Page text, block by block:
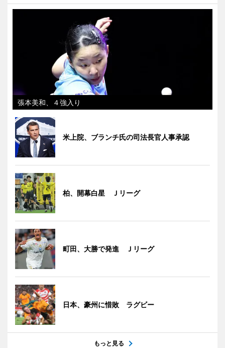
張本美和、４強入り
米上院、ブランチ氏の司法長官人事承認
柏、開幕白星 Ｊリーグ
町田、大勝で発進 Ｊリーグ
日本、豪州に惜敗 ラグビー
もっと見る